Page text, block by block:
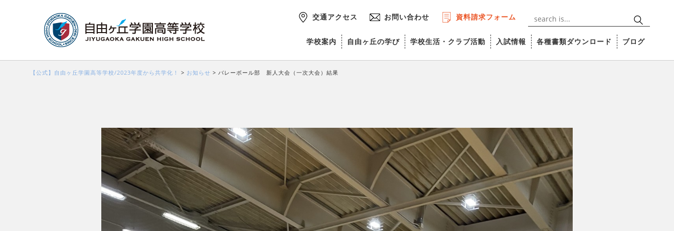
交通アクセス お問い合わせ 資料請求フォーム
学校案内 自由ヶ丘の学び 学校生活・クラブ活動 入試情報 各種書類ダウンロード ブログ
【公式】自由ヶ丘学園高等学校/2023年度から共学化！ > お知らせ > バレーボール部 新人大会（一次大会）結果